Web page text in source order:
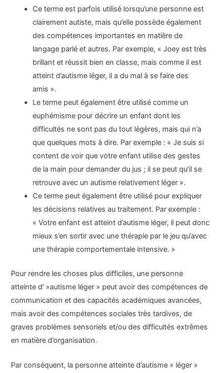
Ce terme est parfois utilisé lorsqu’une personne est
clairement autiste, mais qu’elle possède également
des compétences importantes en matière de
langage parlé et autres. Par exemple, « Joey est très
brillant et réussit bien en classe, mais comme il est
atteint d’autisme léger, il a du mal à se faire des
amis ».
Le terme peut également être utilisé comme un
euphémisme pour décrire un enfant dont les
difficultés ne sont pas du tout légères, mais qui n’a
que quelques mots à dire. Par exemple : « Je suis si
content de voir que votre enfant utilise des gestes
de la main pour demander du jus ; il se peut qu’il se
retrouve avec un autisme relativement léger ».
Ce terme peut également être utilisé pour expliquer
les décisions relatives au traitement. Par exemple :
« Votre enfant est atteint d’autisme léger, il peut donc
mieux s’en sortir avec une thérapie par le jeu qu’avec
une thérapie comportementale intensive. »
Pour rendre les choses plus difficiles, une personne
atteinte d' »autisme léger » peut avoir des compétences de
communication et des capacités académiques avancées,
mais avoir des compétences sociales très tardives, de
graves problèmes sensoriels et/ou des difficultés extrêmes
en matière d’organisation.
Par conséquent, la personne atteinte d’autisme « léger »